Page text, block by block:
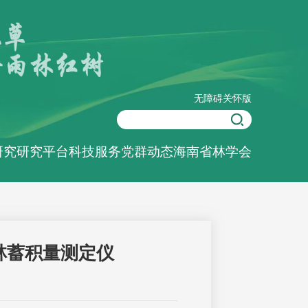
无障碍关怀版
究研究平台科技服务党群动态海南省林学会
积量测定仪